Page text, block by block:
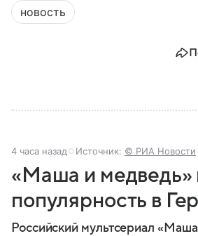
новость
4 часа назад Источник: © РИА Новости
«Маша и медведь»
популярность в
Российский мультсериал